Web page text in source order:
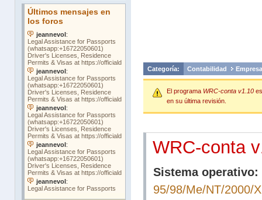
Categoría: Contabilidad
El programa WRC-conta v1.10
en su última revisión.
WRC-conta
Sistema operativo:
95/98/Me/NT/2000/